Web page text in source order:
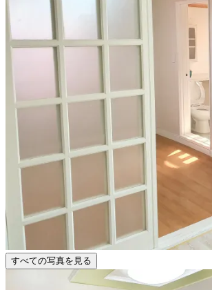
すべての写真を見る